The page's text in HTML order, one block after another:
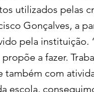
utilizados pelas
Gonçalves, a
pela instituição.
a fazer.
com
escola,